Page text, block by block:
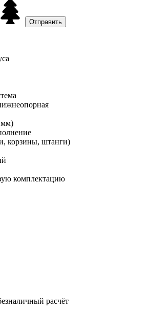
корзины, штанги)
комплектацию
расчёт